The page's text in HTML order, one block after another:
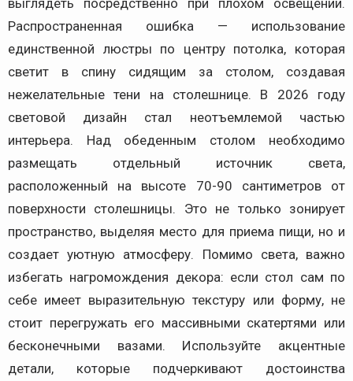
Распространенная ошибка — использование
единственной люстры по центру потолка, которая
светит в спину сидящим за столом, создавая
нежелательные тени на столешнице. В 2026 году
световой дизайн стал неотъемлемой частью
интерьера. Над обеденным столом необходимо
размещать отдельный источник света,
расположенный на высоте 70-90 сантиметров от
поверхности столешницы. Это не только зонирует
пространство, выделяя место для приема пищи, но и
создает уютную атмосферу. Помимо света, важно
избегать нагромождения декора: если стол сам по
себе имеет выразительную текстуру или форму, не
стоит перегружать его массивными скатертями или
бесконечными вазами. Используйте акцентные
детали, которые подчеркивают достоинства